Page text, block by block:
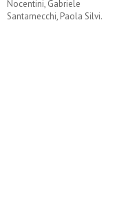
Nocentini, Gabriele
Santarnecchi, Paola Silvi.